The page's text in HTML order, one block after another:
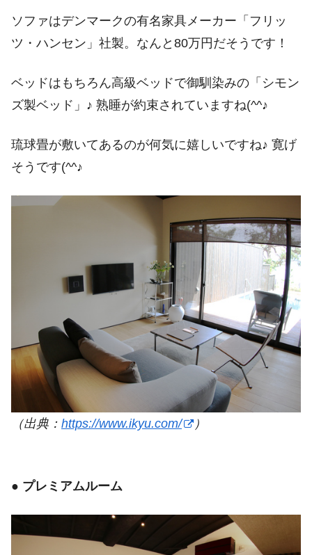
ソファはデンマークの有名家具メーカー「フリッ
ツ・ハンセン」社製。なんと80万円だそうです！
ベッドはもちろん高級ベッドで御馴染みの「シモン
ズ製ベッド」♪ 熟睡が約束されていますね(^^♪
琉球畳が敷いてあるのが何気に嬉しいですね♪ 寛げ
そうです(^^♪
（出典： https://www.ikyu.com/ ）
● プレミアムルーム